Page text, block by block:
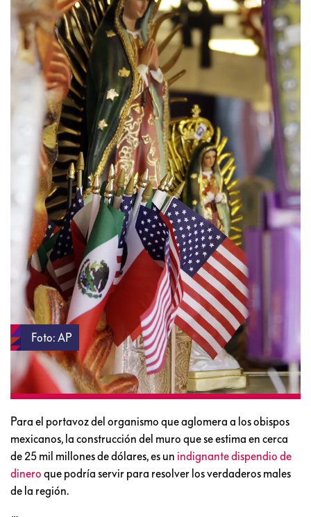
Foto: AP
Para el portavoz del organismo que aglomera a los obispos
mexicanos, la construcción del muro que se estima en cerca
de 25 mil millones de dólares, es un indignante dispendio de
dinero que podría servir para resolver los verdaderos males
de la región.